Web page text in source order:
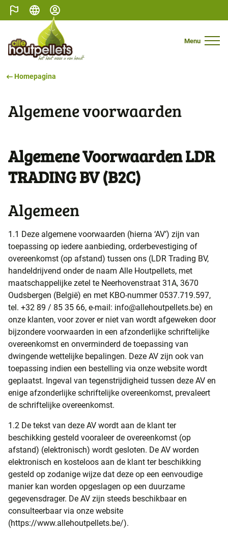
België NederlandsMijn profiel
Menu Mobile
Homepagina
Algemene voorwaarden
Algemene Voorwaarden LDR
TRADING BV (B2C)
Algemeen
1.1 Deze algemene voorwaarden (hierna ‘AV’) zijn van
toepassing op iedere aanbieding, orderbevestiging of
overeenkomst (op afstand) tussen ons (LDR Trading BV,
handeldrijvend onder de naam Alle Houtpellets, met
maatschappelijke zetel te Neerhovenstraat 31A, 3670
Oudsbergen (België) en met KBO-nummer 0537.719.597,
tel. +32 89 / 85 35 66, e-mail: info@allehoutpellets.be) en
onze klanten, voor zover er niet van wordt afgeweken door
bijzondere voorwaarden in een afzonderlijke schriftelijke
overeenkomst en onverminderd de toepassing van
dwingende wettelijke bepalingen. Deze AV zijn ook van
toepassing indien een bestelling via onze website wordt
geplaatst. Ingeval van tegenstrijdigheid tussen deze AV en
enige afzonderlijke schriftelijke overeenkomst, prevaleert
de schriftelijke overeenkomst.
1.2 De tekst van deze AV wordt aan de klant ter
beschikking gesteld vooraleer de overeenkomst (op
afstand) (elektronisch) wordt gesloten. De AV worden
elektronisch en kosteloos aan de klant ter beschikking
gesteld op zodanige wijze dat deze op een eenvoudige
manier kan worden opgeslagen op een duurzame
gegevensdrager. De AV zijn steeds beschikbaar en
consulteerbaar via onze website
(https://www.allehoutpellets.be/).